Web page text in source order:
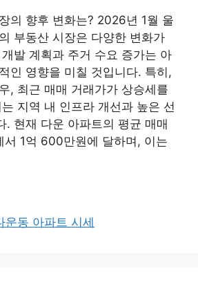
의 향후 변화는? 2026년 1월 울
부동산 시장은 다양한 변화가
발 계획과 주거 수요 증가는 아
인 영향을 미칠 것입니다. 특히,
, 최근 매매 거래가가 상승세를
지역 내 인프라 개선과 높은 선
. 현재 다운 아파트의 평균 매매
1억 600만원에 달하며, 이는
운동 아파트 시세